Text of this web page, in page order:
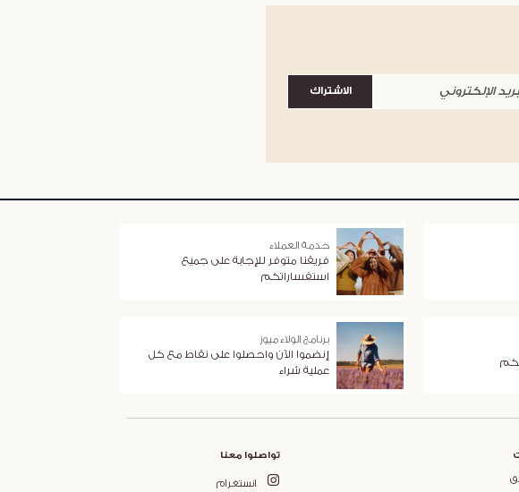
الاشتراك
خدمة العملاء
فريقنا متوفر للإجابة على جميع
استفساراتكم
برنامج الولاء ميوز
إنضموا الآن واحصلوا على نقاط مع كل
عملية شراء
تواصلوا معنا
انستغرام